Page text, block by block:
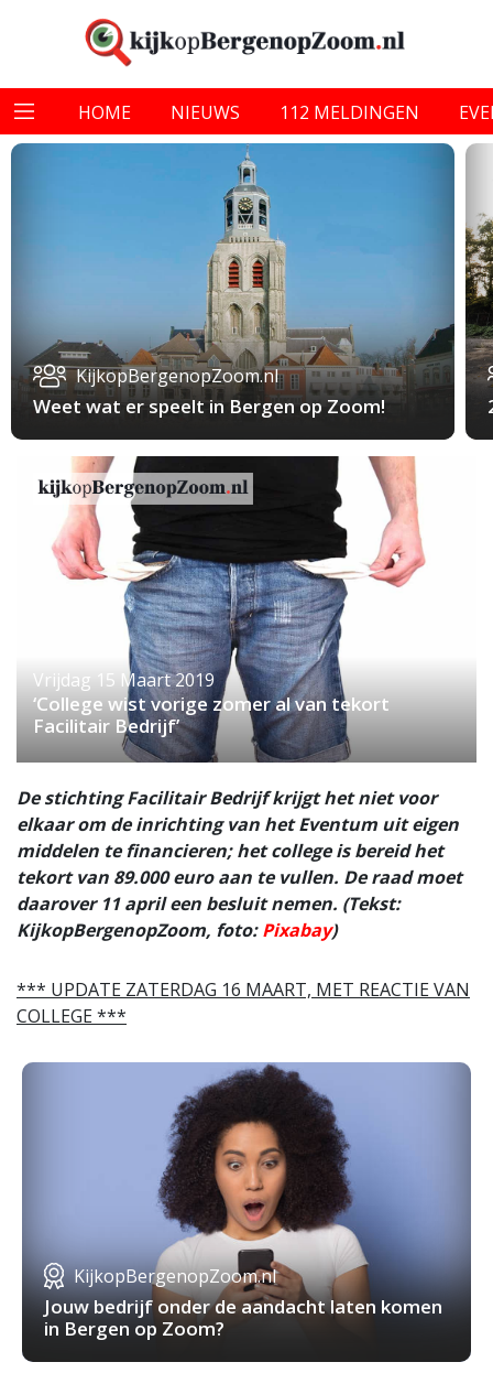
HOME NIEUWS 112 MELDINGEN
KijkopBergenopZoom.nl
Weet wat er speelt in Bergen op Zoom!
Vrijdag 15 Maart 2019
‘College wist vorige zomer al van tekort
Facilitair Bedrijf’
De stichting Facilitair Bedrijf krijgt het niet voor
elkaar om de inrichting van het Eventum uit eigen
middelen te financieren; het college is bereid het
tekort van 89.000 euro aan te vullen. De raad moet
daarover 11 april een besluit nemen. (Tekst:
KijkopBergenopZoom, foto:Pixabay)
*** UPDATE ZATERDAG 16 MAART, MET REACTIE VAN
COLLEGE ***
KijkopBergenopZoom.nl
Jouw bedrijf onder de aandacht laten komen
in Bergen op Zoom?